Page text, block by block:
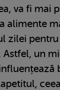
va fi mai
alimente
zilei
Astfel, un